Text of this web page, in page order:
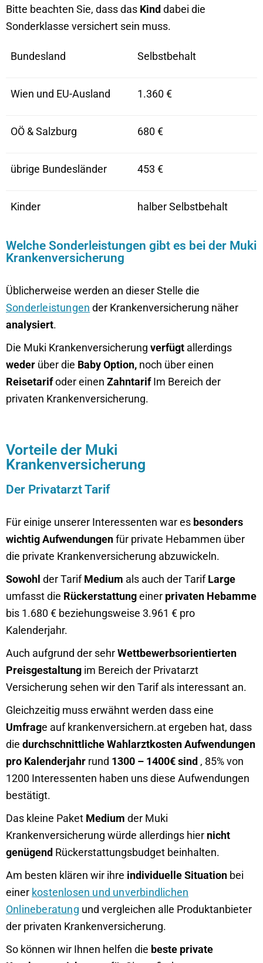
Bitte beachten Sie, dass das Kind dabei die
Sonderklasse versichert sein muss.
Bundesland Selbstbehalt
Wien und EU-Ausland 1.360 €
OÖ & Salzburg 680 €
übrige Bundesländer 453 €
Kinder halber Selbstbehalt
Welche Sonderleistungen gibt es bei der Muki
Krankenversicherung
Üblicherweise werden an dieser Stelle die
Sonderleistungen der Krankenversicherung näher
analysiert.
Die Muki Krankenversicherung verfügt allerdings
weder über die Baby Option, noch über einen
Reisetarifoder einen ZahntarifIm Bereich der
privaten Krankenversicherung.
Vorteile der Muki
Krankenversicherung
Der Privatarzt Tarif
Für einige unserer Interessenten war es besonders
wichtig Aufwendungenfür private Hebammen über
die private Krankenversicherung abzuwickeln.
Sowohl der TarifMedium als auch der TarifLarge
umfasst die Rückerstattungeiner privaten Hebamme
bis 1.680 € beziehungsweise 3.961 € pro
Kalenderjahr.
Auch aufgrund der sehrWettbewerbsorientierten
Preisgestaltung im Bereich der Privatarzt
Versicherung sehen wir den Tarif als interessant an.
Gleichzeitig muss erwähnt werden dass eine
Umfrage auf krankenversichern.at ergeben hat, dass
die durchschnittliche Wahlarztkosten Aufwendungen
pro Kalenderjahr rund 1300 – 1400€ sind , 85% von
1200 Interessenten haben uns diese Aufwendungen
bestätigt.
Das kleine Paket Medium der Muki
Krankenversicherung würde allerdings hier nicht
genügend Rückerstattungsbudget beinhalten.
Am besten klären wir ihre individuelle Situation bei
einer kostenlosen und unverbindlichen
Onlineberatung und vergleichen alle Produktanbieter
der privaten Krankenversicherung.
So können wir Ihnen helfen die beste private